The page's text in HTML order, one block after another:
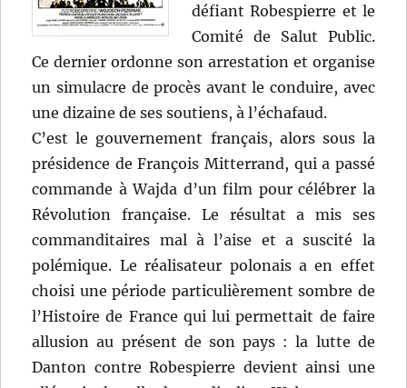
défiant Robespierre et le
Comité de Salut Public.
Ce dernier ordonne son arrestation et organise
un simulacre de procès avant le conduire, avec
une dizaine de ses soutiens, à l’échafaud.
C’est le gouvernement français, alors sous la
présidence de François Mitterrand, qui a passé
commande à Wajda d’un film pour célébrer la
Révolution française. Le résultat a mis ses
commanditaires mal à l’aise et a suscité la
polémique. Le réalisateur polonais a en effet
choisi une période particulièrement sombre de
l’Histoire de France qui lui permettait de faire
allusion au présent de son pays : la lutte de
Danton contre Robespierre devient ainsi une